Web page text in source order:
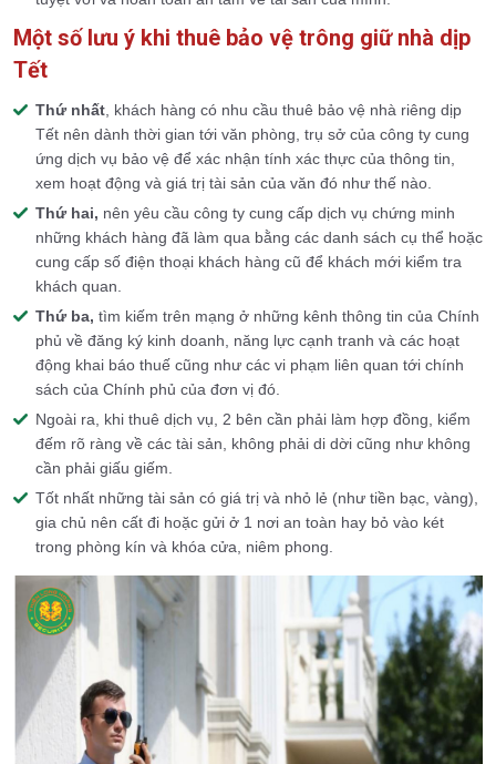
Một số lưu ý khi thuê bảo vệ trông giữ nhà dịp
Tết
Thứ nhất, khách hàng có nhu cầu thuê bảo vệ nhà riêng dịp
Tết nên dành thời gian tới văn phòng, trụ sở của công ty cung
ứng dịch vụ bảo vệ để xác nhận tính xác thực của thông tin,
xem hoạt động và giá trị tài sản của văn đó như thế nào.
Thứ hai, nên yêu cầu công ty cung cấp dịch vụ chứng minh
những khách hàng đã làm qua bằng các danh sách cụ thể hoặc
cung cấp số điện thoại khách hàng cũ để khách mới kiểm tra
khách quan.
Thứ ba, tìm kiếm trên mạng ở những kênh thông tin của Chính
phủ về đăng ký kinh doanh, năng lực cạnh tranh và các hoạt
động khai báo thuế cũng như các vi phạm liên quan tới chính
sách của Chính phủ của đơn vị đó.
Ngoài ra, khi thuê dịch vụ, 2 bên cần phải làm hợp đồng, kiểm
đếm rõ ràng về các tài sản, không phải di dời cũng như không
cần phải giấu giếm.
Tốt nhất những tài sản có giá trị và nhỏ lẻ (như tiền bạc, vàng),
gia chủ nên cất đi hoặc gửi ở 1 nơi an toàn hay bỏ vào két
trong phòng kín và khóa cửa, niêm phong.